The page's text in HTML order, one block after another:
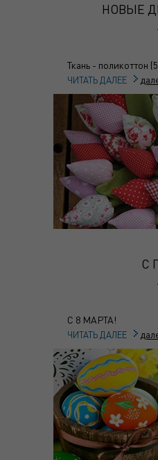
НОВЫЕ
Ткань - поликоттон
ЧИТАТЬ ДАЛЕЕ
С
С 8 МАРТА!
ЧИТАТЬ ДАЛЕЕ